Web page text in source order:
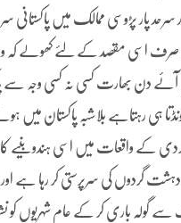
سرحد پار پڑوسی ممالک میں
اسی مقصد کے لئے کھولے کہ وہ
آئے دن بھارت کسی نہ کسی وجہ سے
ہی رہتاہے بلاشبہ پاکستان میں
کے واقعات میں اسی ہندو بنیے کا
گردوں کی سرپرستی کر رہا ہے
گولہ باری کر کے عام شہریوں کو